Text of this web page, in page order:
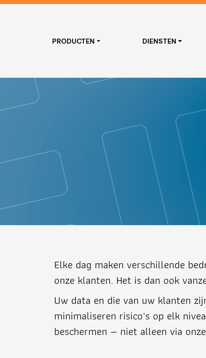
PRODUCTEN DIENSTEN
Elke dag maken verschillende
onze klanten. Het is dan ook
Uw data en die van uw klanten
minimaliseren risico's op elk
beschermen — niet alleen via